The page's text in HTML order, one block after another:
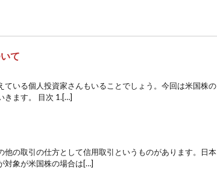
て
いる個人投資家さんもいることでしょう。今回は米国株の
きます。 目次 1.[…]
の取引の仕方として信用取引というものがあります。日本
対象が米国株の場合は[…]